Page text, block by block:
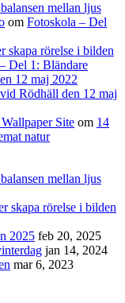
mellan ljus
om Fotoskola – Del
skapa rörelse i bilden
Del 1: Bländare
12 maj 2022
Rödhäll den 12 maj
Site om 14
natur
mellan ljus
skapa rörelse i bilden
2025 feb 20, 2025
jan 14, 2024
mar 6, 2023